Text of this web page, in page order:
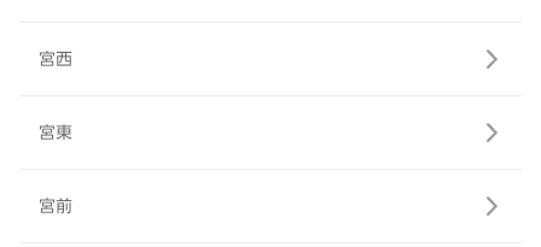
宮西
宮東
宮前